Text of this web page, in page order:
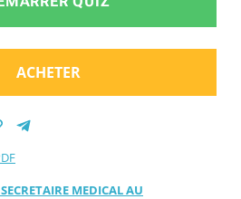
2024-
ACHETER
MEDICAL AU